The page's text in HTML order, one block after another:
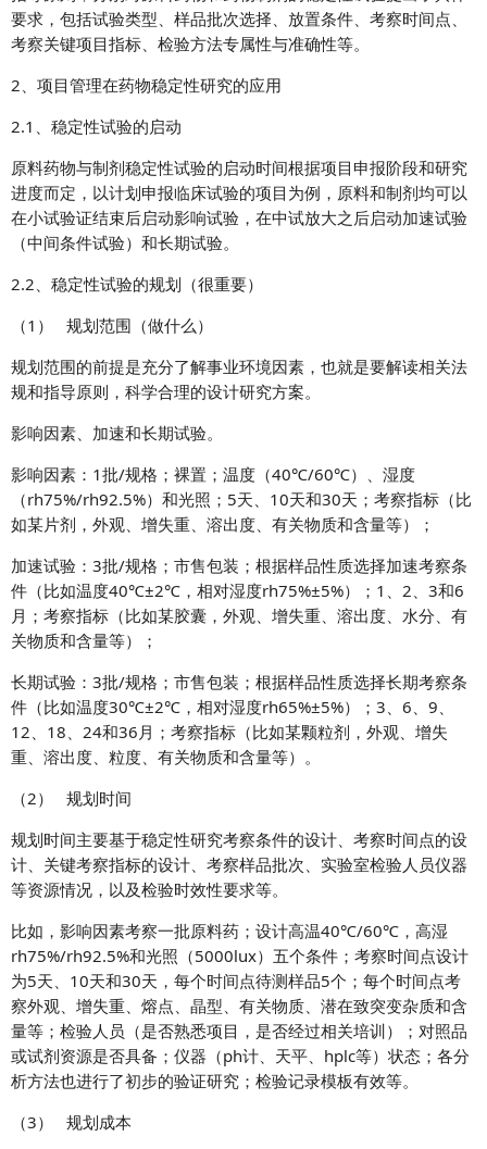
要求，包括试验类型、样品批次选择、放置条件、考察时间点、
考察关键项目指标、检验方法专属性与准确性等。
2、项目管理在药物稳定性研究的应用
2.1、稳定性试验的启动
原料药物与制剂稳定性试验的启动时间根据项目申报阶段和研究
进度而定，以计划申报临床试验的项目为例，原料和制剂均可以
在小试验证结束后启动影响试验，在中试放大之后启动加速试验
（中间条件试验）和长期试验。
2.2、稳定性试验的规划（很重要）
（1） 规划范围（做什么）
规划范围的前提是充分了解事业环境因素，也就是要解读相关法
规和指导原则，科学合理的设计研究方案。
影响因素、加速和长期试验。
影响因素：1批/规格；裸置；温度（40℃/60℃）、湿度
（rh75%/rh92.5%）和光照；5天、10天和30天；考察指标（比
如某片剂，外观、增失重、溶出度、有关物质和含量等）；
加速试验：3批/规格；市售包装；根据样品性质选择加速考察条
件（比如温度40℃±2℃，相对湿度rh75%±5%）；1、2、3和6
月；考察指标（比如某胶囊，外观、增失重、溶出度、水分、有
关物质和含量等）；
长期试验：3批/规格；市售包装；根据样品性质选择长期考察条
件（比如温度30℃±2℃，相对湿度rh65%±5%）；3、6、9、
12、18、24和36月；考察指标（比如某颗粒剂，外观、增失
重、溶出度、粒度、有关物质和含量等）。
（2） 规划时间
规划时间主要基于稳定性研究考察条件的设计、考察时间点的设
计、关键考察指标的设计、考察样品批次、实验室检验人员仪器
等资源情况，以及检验时效性要求等。
比如，影响因素考察一批原料药；设计高温40℃/60℃，高湿
rh75%/rh92.5%和光照（5000lux）五个条件；考察时间点设计
为5天、10天和30天，每个时间点待测样品5个；每个时间点考
察外观、增失重、熔点、晶型、有关物质、潜在致突变杂质和含
量等；检验人员（是否熟悉项目，是否经过相关培训）；对照品
或试剂资源是否具备；仪器（ph计、天平、hplc等）状态；各分
析方法也进行了初步的验证研究；检验记录模板有效等。
（3） 规划成本